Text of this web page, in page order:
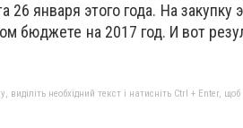
26 января этого года. На
бюджете на 2017 год. И вот
необхідний текст і натисніть Ctrl + Enter,